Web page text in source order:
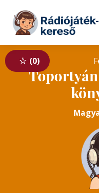
Tovább a tartalomhoz
0